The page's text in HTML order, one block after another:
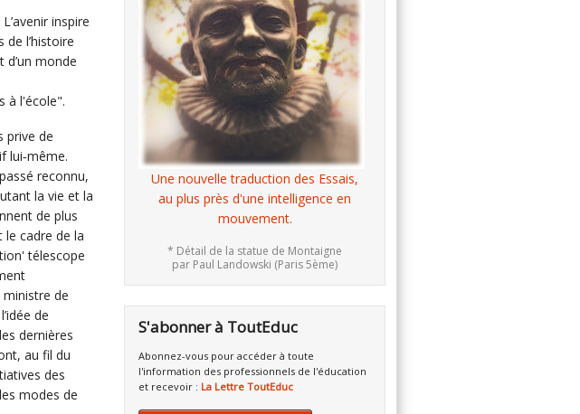
inspire
de l’histoire
monde
à l'école".
prive de
lui‐même.
reconnu,
la vie et la
de plus
le cadre de la
télescope
de
de
dernières
au fil du
des
modes de
Une nouvelle traduction des Essais,
au plus près d'une intelligence en
mouvement.
* Détail de la statue de Montaigne
par Paul Landowski (Paris 5ème)
S'abonner à ToutEduc
Abonnez-vous pour accéder à toute
l'information des professionnels de l'éducation
et recevoir : La Lettre ToutEduc